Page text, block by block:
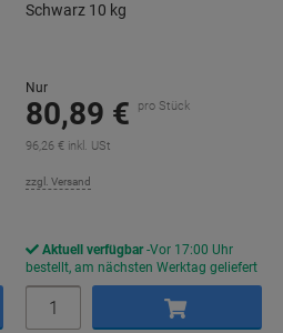
Schwarz 10 kg
Nur
80,89 € pro Stück
96,26 € inkl. USt
zzgl. Versand
Aktuell verfügbar Vor 17:00 Uhr
bestellt, am nächsten Werktag geliefert